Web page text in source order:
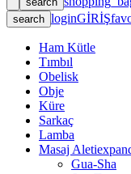
search loginGİRİŞ
Ham Kütle
Tımbıl
Obelisk
Obje
Küre
Sarkaç
Lamba
Masaj Aleti
Gua-Sha